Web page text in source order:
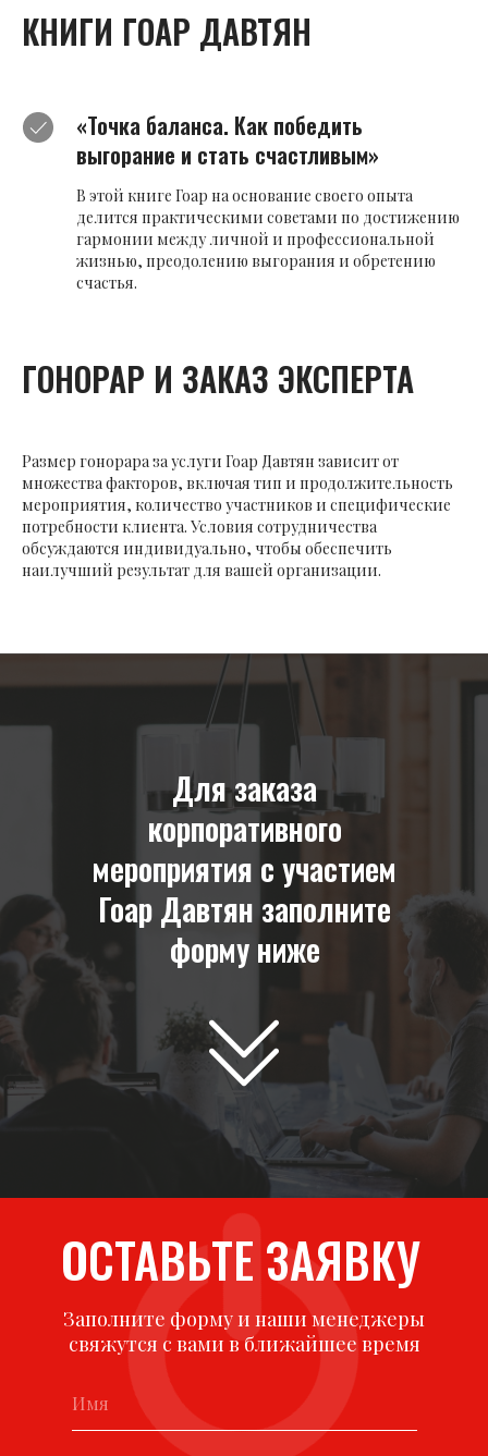
КНИГИ ГОАР ДАВТЯН
«Точка баланса. Как победить
выгорание и стать счастливым»
В этой книге Гоар на основание своего опыта
делится практическими советами по достижению
гармонии между личной и профессиональной
жизнью, преодолению выгорания и обретению
счастья.
ГОНОРАР И ЗАКАЗ ЭКСПЕРТА
Размер гонорара за услуги Гоар Давтян зависит от
множества факторов, включая тип и продолжительность
мероприятия, количество участников и специфические
потребности клиента. Условия сотрудничества
обсуждаются индивидуально, чтобы обеспечить
наилучший результат для вашей организации.
Для заказа
корпоративного
мероприятия с участием
Гоар Давтян заполните
форму ниже
ОСТАВЬТЕ ЗАЯВКУ
Заполните форму и наши менеджеры
свяжутся с вами в ближайшее время